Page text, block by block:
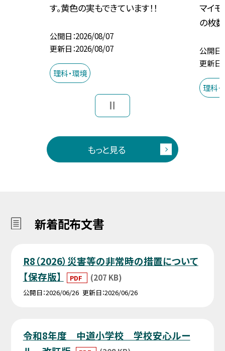
す。黄色の実もできています！！
公開日 2026/08/07
更新日 2026/08/07
理科・環境
マイモ
の枚
公開日
更新日
理科
もっと見る
新着配布文書
R8（2026）災害等の非常時の措置について
【保存版】
PDF (207 KB)
公開日 2026/06/26 更新日 2026/06/26
令和8年度 中道小学校 学校安心ルー